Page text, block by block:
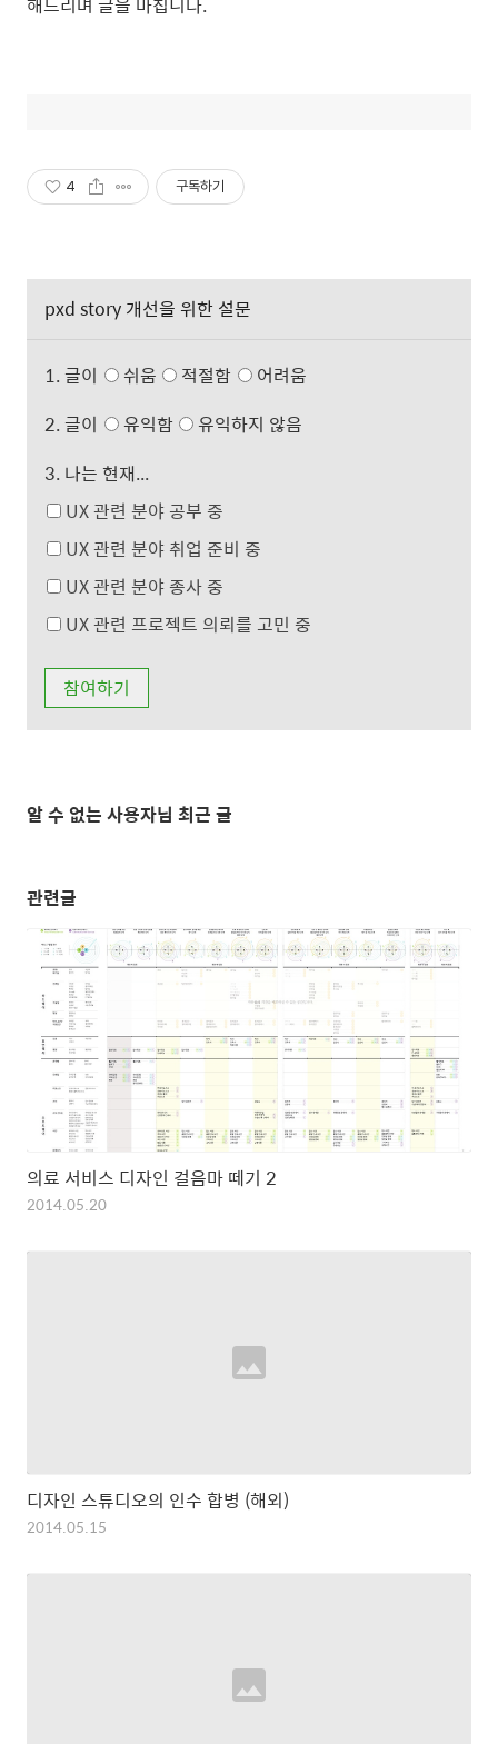
4 구독하기
pxd story 개선을 위한 설문
1. 글이 쉬움 적절함
어려움
2. 글이
유익함
유익하지 않음
3. 나는 현재...
UX 관련 분야 공부 중
UX 관련 분야 취업 준비 중
UX 관련 분야 종사 중
UX 관련 프로젝트 의뢰를 고민 중
알 수 없는 사용자님 최근 글
관련글
의료 서비스 디자인 걸음마 떼기 2
2014.05.20
디자인 스튜디오의 인수 합병 (해외)
2014.05.15